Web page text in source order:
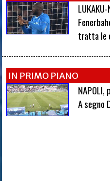
tratta le
IN PRIMO PIANO
A segno